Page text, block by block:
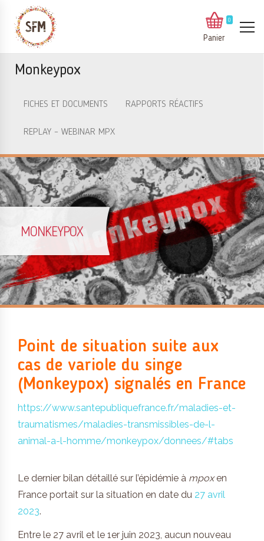
0
Panier
Monkeypox
FICHES ET DOCUMENTS RAPPORTS RÉACTIFS
REPLAY – WEBINAR MPX
MONKEYPOX
Point de situation suite aux
cas de variole du singe
(Monkeypox) signalés en France
https://www.santepubliquefrance.fr/maladies-et-
traumatismes/maladies-transmissibles-de-l-
animal-a-l-homme/monkeypox/donnees/#tabs
Le dernier bilan détaillé sur l’épidémie à mpoxen
France portait sur la situation en date du 27 avril
2023.
Entre le 27 avril et le 1er juin 2023, aucun nouveau